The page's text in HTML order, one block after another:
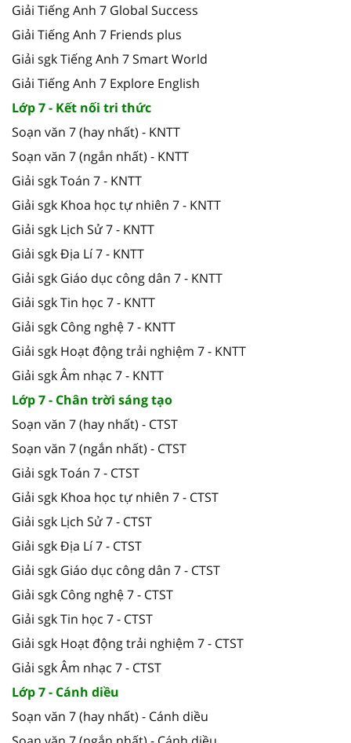
Giải Tiếng Anh 7 Global Success
Giải Tiếng Anh 7 Friends plus
Giải sgk Tiếng Anh 7 Smart World
Giải Tiếng Anh 7 Explore English
Lớp 7 - Kết nối tri thức
Soạn văn 7 (hay nhất) - KNTT
Soạn văn 7 (ngắn nhất) - KNTT
Giải sgk Toán 7 - KNTT
Giải sgk Khoa học tự nhiên 7 - KNTT
Giải sgk Lịch Sử 7 - KNTT
Giải sgk Địa Lí 7 - KNTT
Giải sgk Giáo dục công dân 7 - KNTT
Giải sgk Tin học 7 - KNTT
Giải sgk Công nghệ 7 - KNTT
Giải sgk Hoạt động trải nghiệm 7 - KNTT
Giải sgk Âm nhạc 7 - KNTT
Lớp 7 - Chân trời sáng tạo
Soạn văn 7 (hay nhất) - CTST
Soạn văn 7 (ngắn nhất) - CTST
Giải sgk Toán 7 - CTST
Giải sgk Khoa học tự nhiên 7 - CTST
Giải sgk Lịch Sử 7 - CTST
Giải sgk Địa Lí 7 - CTST
Giải sgk Giáo dục công dân 7 - CTST
Giải sgk Công nghệ 7 - CTST
Giải sgk Tin học 7 - CTST
Giải sgk Hoạt động trải nghiệm 7 - CTST
Giải sgk Âm nhạc 7 - CTST
Lớp 7 - Cánh diều
Soạn văn 7 (hay nhất) - Cánh diều